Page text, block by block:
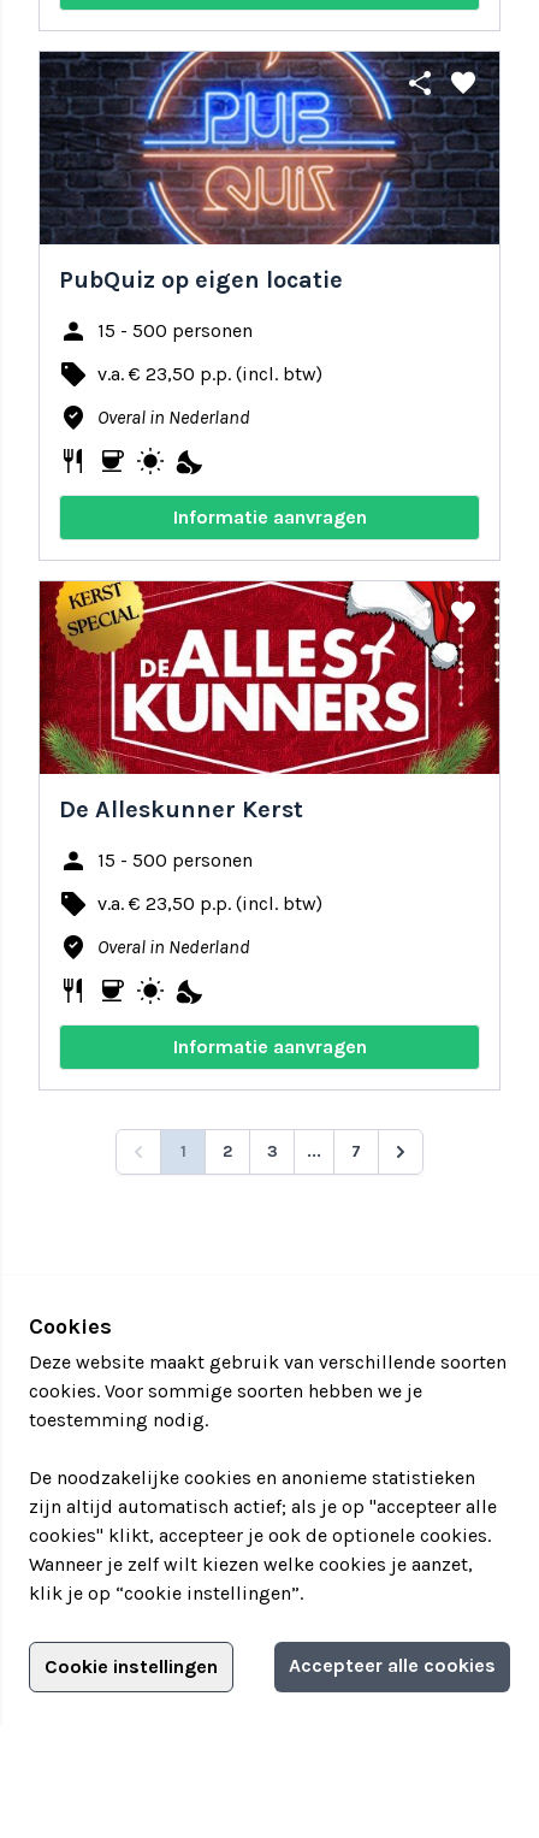
Filter jouw teamuitstapje!
share favorite
PubQuiz op eigen locatie
person 15 - 500 personen
local_offer v.a. € 23,50 p.p. (incl. btw)
where_to_vote Overal in Nederland
restaurant coffee wb_sunny nights_stay
Informatie aanvragen
share favorite
De Alleskunner Kerst
person 15 - 500 personen
local_offer v.a. € 23,50 p.p. (incl. btw)
where_to_vote Overal in Nederland
restaurant coffee wb_sunny nights_stay
Informatie aanvragen
1 2 3 ... 7
Adverteren?
Adverteerdersopties
Cookies
Deze website maakt gebruik van verschillende soorten
cookies. Voor sommige soorten hebben we je
toestemming nodig.
De noodzakelijke cookies en anonieme statistieken
zijn altijd automatisch actief; als je op "accepteer alle
cookies" klikt, accepteer je ook de optionele cookies.
Wanneer je zelf wilt kiezen welke cookies je aanzet,
klik je op “cookie instellingen”.
Cookie instellingen Accepteer alle cookies